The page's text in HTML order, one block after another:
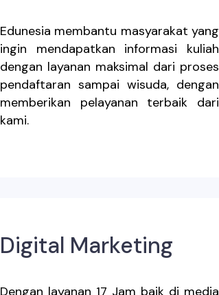
Edunesia membantu masyarakat yang
ingin mendapatkan informasi kuliah
dengan layanan maksimal dari proses
pendaftaran sampai wisuda, dengan
memberikan pelayanan terbaik dari
kami.
Digital Marketing
Dengan layanan 17 Jam baik di media